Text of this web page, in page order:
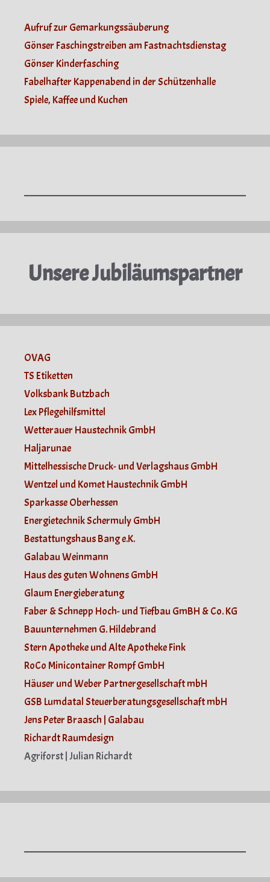
Aufruf zur Gemarkungssäuberung
Gönser Faschingstreiben am Fastnachtsdienstag
Gönser Kinderfasching
Fabelhafter Kappenabend in der Schützenhalle
Spiele, Kaffee und Kuchen
Unsere Jubiläumspartner
OVAG
TS Etiketten
Volksbank Butzbach
Lex Pflegehilfsmittel
Wetterauer Haustechnik GmbH
Haljarunae
Mittelhessische Druck- und Verlagshaus GmbH
Wentzel und Komet Haustechnik GmbH
Sparkasse Oberhessen
Energietechnik Schermuly GmbH
Bestattungshaus Bang e.K.
Galabau Weinmann
Haus des guten Wohnens GmbH
Glaum Energieberatung
Faber & Schnepp Hoch- und Tiefbau GmBH & Co. KG
Bauunternehmen G. Hildebrand
Stern Apotheke und Alte Apotheke Fink
RoCo Minicontainer Rompf GmbH
Häuser und Weber Partnergesellschaft mbH
GSB Lumdatal Steuerberatungsgesellschaft mbH
Jens Peter Braasch | Galabau
Richardt Raumdesign
Agriforst | Julian Richardt